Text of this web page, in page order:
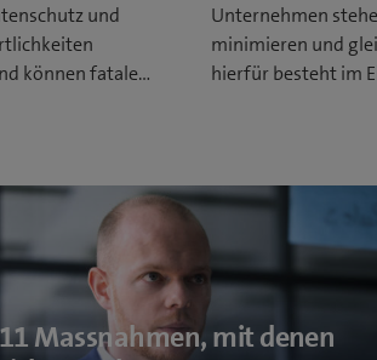
und
können fatale…
Unternehmen
minimieren und
hierfür besteht im
11 Massnahmen, mit denen